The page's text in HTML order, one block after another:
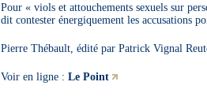
Pour « viols et attouchements sexuels sur
dit contester énergiquement les accusations
Pierre Thébault, édité par Patrick Vignal
Voir en ligne : Le Point